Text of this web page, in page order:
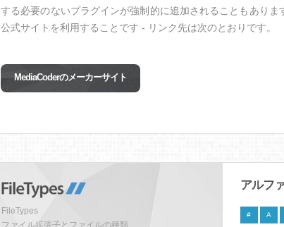
する必要のないプラグインが強制的に追加されることもあり
公式サイトを利用することです - リンク先は次のとおりです。
MediaCoderのメーカーサイト
FileTypes
ファイル拡張子とファイルの種類
アルフ
# A